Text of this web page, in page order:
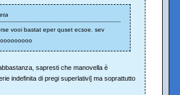
vooi bastat eper quset ecsoe. sev
sapresti che manovella è
indefinita di pregi superlativi] ma soprattutto